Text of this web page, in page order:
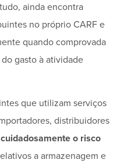
ainda encontra
no próprio CARF e
quando comprovada
gasto à atividade
que utilizam serviços
distribuidores
o risco
a armazenagem e